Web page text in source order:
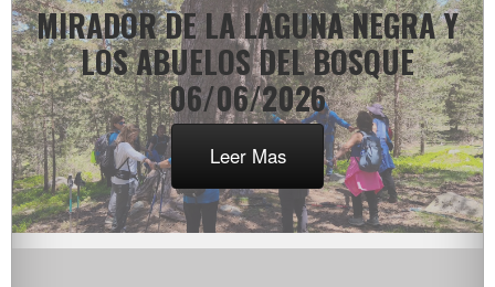
MIRADOR DE LA LAGUNA NEGRA Y
LOS ABUELOS DEL BOSQUE
06/06/2026
Leer Mas